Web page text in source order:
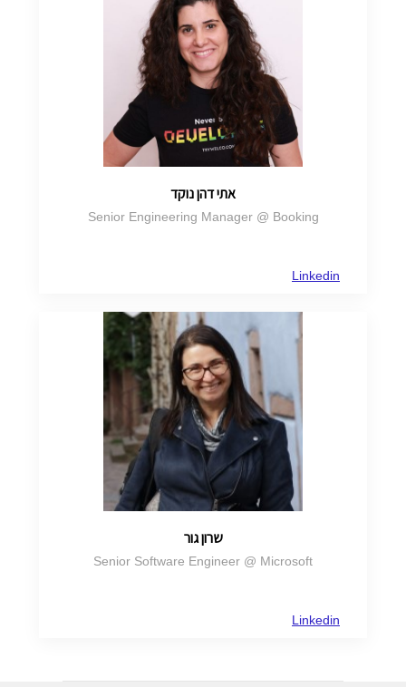
אתי דהן נוקד
Senior Engineering Manager @ Booking
Linkedin
שרון גור
Senior Software Engineer @ Microsoft
Linkedin